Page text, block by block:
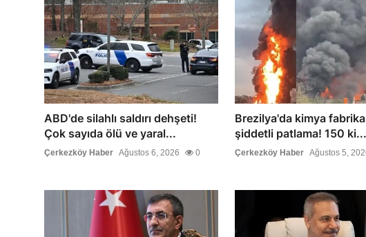
ABD'de silahlı saldırı dehşeti!
Çok sayıda ölü ve yaral...
Çerkezköy Haber Ağustos 6, 2026 0
Brezilya'da kimya
şiddetli patlama! 150 ki...
Çerkezköy Haber Ağustos 5,